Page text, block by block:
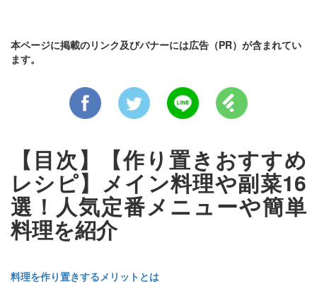
本ページに掲載のリンク及びバナーには広告（PR）が含まれてい
ます。
【目次】【作り置きおすすめ
レシピ】メイン料理や副菜16
選！人気定番メニューや簡単
料理を紹介
料理を作り置きするメリットとは